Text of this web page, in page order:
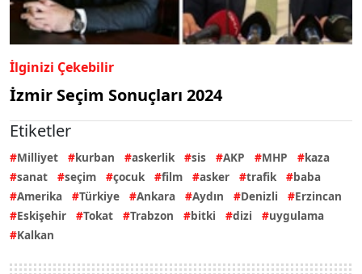
İlginizi Çekebilir
İzmir Seçim Sonuçları 2024
Etiketler
Milliyet kurban askerlik sis AKP MHP
kaza
sanat
seçim çocuk film asker trafik
baba
Amerika
Türkiye Ankara Aydın Denizli
Erzincan
Eskişehir
Tokat Trabzon bitki dizi
uygulama
Kalkan